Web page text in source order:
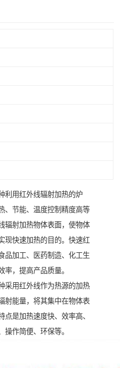
利用红外线辐射加热的炉
、节能、温度控制精度高等
辐射加热物体表面，使物体
现快速加热的目的。快速红
品加工、医药制造、化工生
率，提高产品质量。
采用红外线作为热源的加热
射能量，将其集中在物体表
点是加热速度快、效率高、
操作简便、环保等。